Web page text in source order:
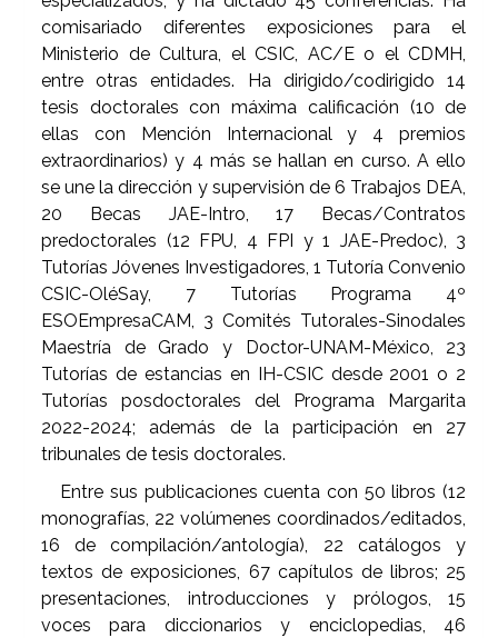
comisariado diferentes exposiciones para el
Ministerio de Cultura, el CSIC, AC/E o el CDMH,
entre otras entidades. Ha dirigido/codirigido 14
tesis doctorales con máxima calificación (10 de
ellas con Mención Internacional y 4 premios
extraordinarios) y 4 más se hallan en curso. A ello
se une la dirección y supervisión de 6 Trabajos DEA,
20 Becas JAE-Intro, 17 Becas/Contratos
predoctorales (12 FPU, 4 FPI y 1 JAE-Predoc), 3
Tutorías Jóvenes Investigadores, 1 Tutoría Convenio
CSIC-OléSay, 7 Tutorías Programa 4º
ESOEmpresaCAM, 3 Comités Tutorales-Sinodales
Maestría de Grado y Doctor-UNAM-México, 23
Tutorías de estancias en IH-CSIC desde 2001 o 2
Tutorías posdoctorales del Programa Margarita
2022-2024; además de la participación en 27
tribunales de tesis doctorales.
Entre sus publicaciones cuenta con 50 libros (12
monografías, 22 volúmenes coordinados/editados,
16 de compilación/antología), 22 catálogos y
textos de exposiciones, 67 capítulos de libros; 25
presentaciones, introducciones y prólogos, 15
voces para diccionarios y enciclopedias, 46